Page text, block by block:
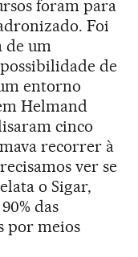
foram para
Foi
de um
de
entorno
Helmand
cinco
recorrer à
ver se
o Sigar,
das
por meios